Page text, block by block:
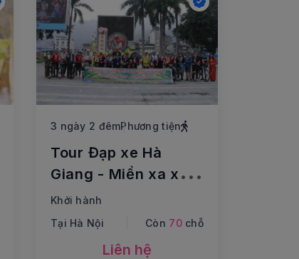
3 ngày 2 đêmPhương tiện
Tour Đạp xe Hà
Giang - Miền xa xôi
nơi đá cũng nở thành
hoa
Khởi hành
Tại Hà Nội
Còn 70chỗ
Liên hệ